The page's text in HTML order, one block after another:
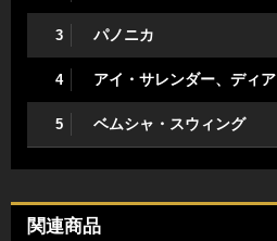
3 パノニカ
4 アイ・サレンダー、ディア
5 ベムシャ・スウィング
関連商品